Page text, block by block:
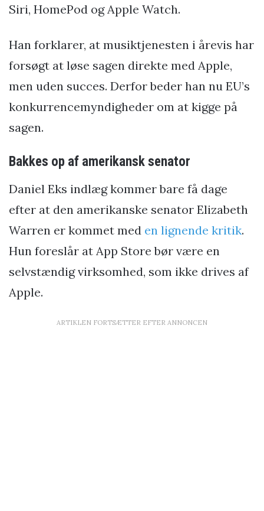
Siri, HomePod og Apple Watch.
Han forklarer, at musiktjenesten i årevis har
forsøgt at løse sagen direkte med Apple,
men uden succes. Derfor beder han nu EU’s
konkurrencemyndigheder om at kigge på
sagen.
Bakkes op af amerikansk senator
Daniel Eks indlæg kommer bare få dage
efter at den amerikanske senator Elizabeth
Warren er kommet med en lignende kritik.
Hun foreslår at App Store bør være en
selvstændig virksomhed, som ikke drives af
Apple.
ARTIKLEN FORTSÆTTER EFTER ANNONCEN